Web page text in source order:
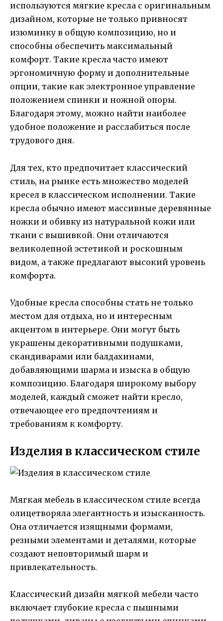
используются мягкие кресла с оригинальным
дизайном, которые не только привносят
изюминку в общую композицию, но и
способны обеспечить максимальный
комфорт. Такие кресла часто имеют
эргономичную форму и дополнительные
опции, такие как электронное управление
положением спинки и ножной опоры.
Благодаря этому, можно найти наиболее
удобное положение и расслабиться после
трудового дня.
Для тех, кто предпочитает классический
стиль, на рынке есть множество моделей
кресел в классическом исполнении. Такие
кресла обычно имеют массивные деревянные
ножки и обивку из натуральной кожи или
ткани с вышивкой. Они отличаются
великолепной эстетикой и роскошным
видом, а также предлагают высокий уровень
комфорта.
Удобные кресла способны стать не только
местом для отдыха, но и интересным
акцентом в интерьере. Они могут быть
украшены декоративными подушками,
скандиварами или балдахинами,
добавляющими шарма и изыска в общую
композицию. Благодаря широкому выбору
моделей, каждый сможет найти кресло,
отвечающее его предпочтениям и
требованиям к комфорту.
Изделия в классическом стиле
Мягкая мебель в классическом стиле всегда
олицетворяла элегантность и изысканность.
Она отличается изящными формами,
резными элементами и деталями, которые
создают неповторимый шарм и
привлекательность.
Классический дизайн мягкой мебели часто
включает глубокие кресла с пышными